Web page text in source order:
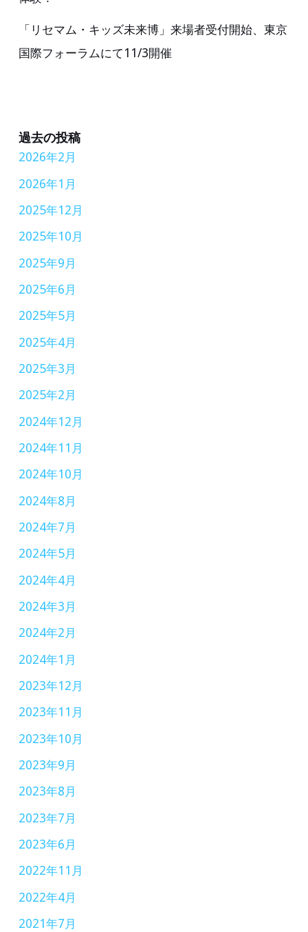
「リセマム・キッズ未来博」来場者受付開始、東京
国際フォーラムにて11/3開催
過去の投稿
2026年2月
2026年1月
2025年12月
2025年10月
2025年9月
2025年6月
2025年5月
2025年4月
2025年3月
2025年2月
2024年12月
2024年11月
2024年10月
2024年8月
2024年7月
2024年5月
2024年4月
2024年3月
2024年2月
2024年1月
2023年12月
2023年11月
2023年10月
2023年9月
2023年8月
2023年7月
2023年6月
2022年11月
2022年4月
2021年7月